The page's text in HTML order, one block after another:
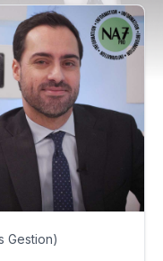
Gestion)